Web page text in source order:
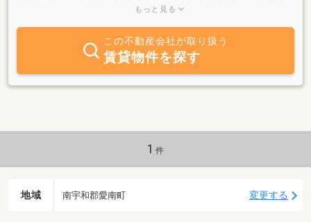
件や売買物件を紹介しております。また愛南町だけでなく、周辺の
もっと見る
この不動産会社が取り扱う
賃貸物件を探す
1 件
地域 南宇和郡愛南町 変更する